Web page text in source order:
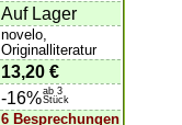
Auf Lager
novelo,
Originalliteratur
13,20 €
-16%ab 3
Stück
6 Besprechungen